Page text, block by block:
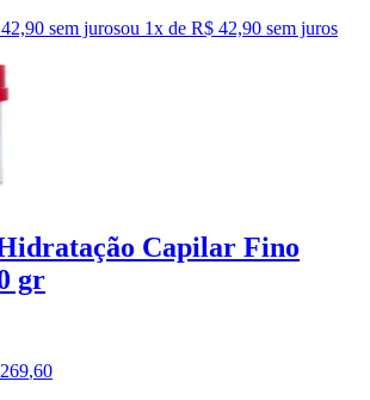
sem jurosou 1x de R$ 42,90 sem juros
Capilar Fino
gr
269,60